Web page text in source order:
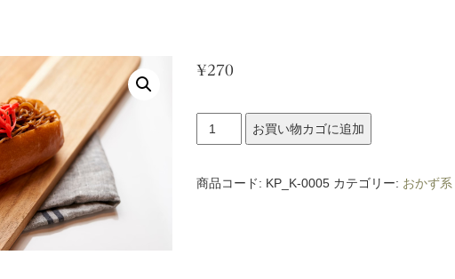
¥270
そ
お買い物カゴに追加
商品コード: KP_K-0005 カテゴリー: おかず系